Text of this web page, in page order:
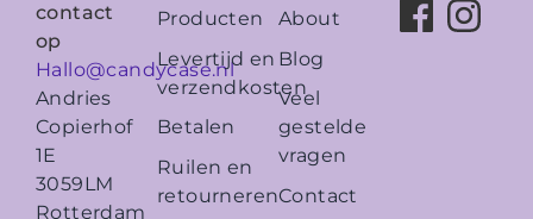
contact
op
Hallo@candycase.nl
Andries
Copierhof
1E
3059LM
Rotterdam
Producten
Levertijd en
verzendkosten
Betalen
Ruilen en
retourneren
About
Blog
Veel
gestelde
vragen
Contact